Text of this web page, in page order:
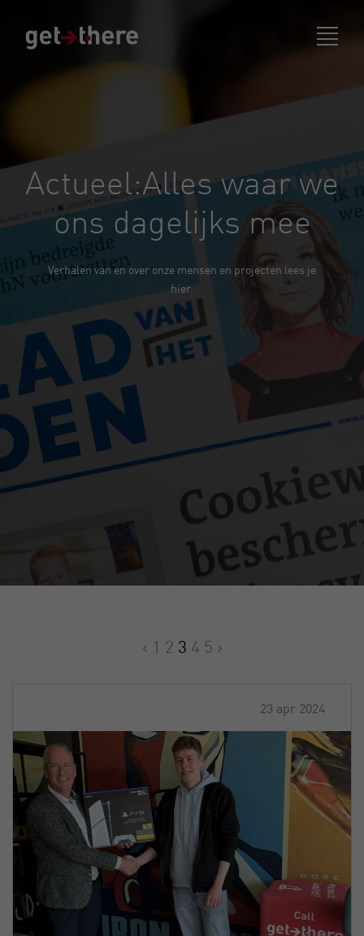
Actueel:Alles wa
Verhalen van en over onze mensen en projecten lees je
hier.
‹ 1 2 3 4 5 ›
23 apr 2024